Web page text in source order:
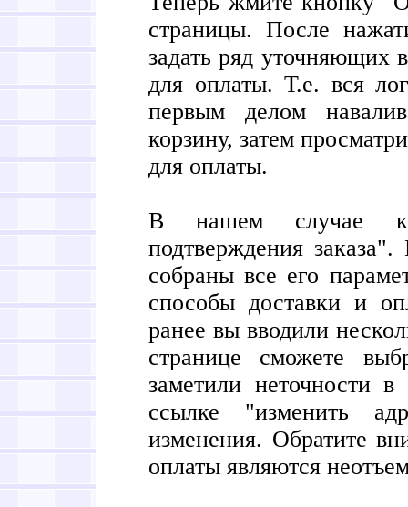
страницы. После
задать ряд уточняющих
для оплаты. Т.е. вся
первым делом
корзину, затем
для оплаты.
В нашем случае
подтверждения
собраны все его
способы доставки и
ранее вы вводили
странице сможете
заметили неточности
ссылке "изменить
изменения. Обратите
оплаты являются